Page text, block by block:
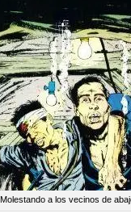
Molestando a los vecinos de